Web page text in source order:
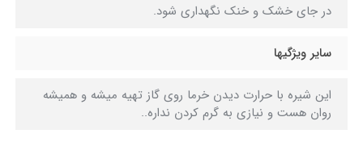
در جای خشک و خنک نگهداری شود.
سایر ویژگیها
این شیره با حرارت دیدن خرما روی گاز تهیه میشه و همیشه
روان هست و نیازی به گرم کردن نداره..